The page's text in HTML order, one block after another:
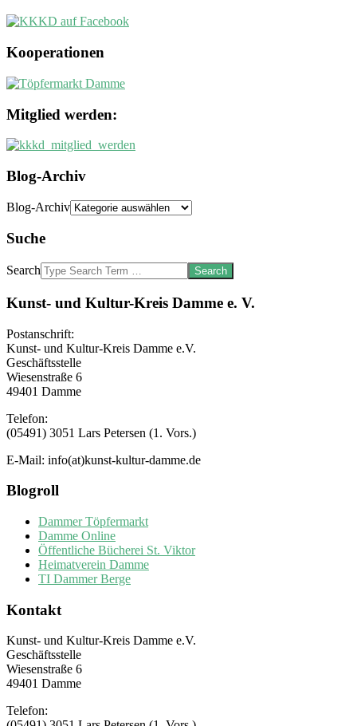
Kooperationen
Mitglied werden:
Blog-Archiv
Blog-Archiv
Suche
Search
Kunst- und Kultur-Kreis Damme e. V.
Postanschrift:
Kunst- und Kultur-Kreis Damme e.V.
Geschäftsstelle
Wiesenstraße 6
49401 Damme
Telefon:
(05491) 3051 Lars Petersen (1. Vors.)
E-Mail: info(at)kunst-kultur-damme.de
Blogroll
Dammer Töpfermarkt
Damme Online
Öffentliche Bücherei St. Viktor
Heimatverein Damme
TI Dammer Berge
Kontakt
Kunst- und Kultur-Kreis Damme e.V.
Geschäftsstelle
Wiesenstraße 6
49401 Damme
Telefon: